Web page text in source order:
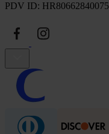
PDV ID: HR80662840075